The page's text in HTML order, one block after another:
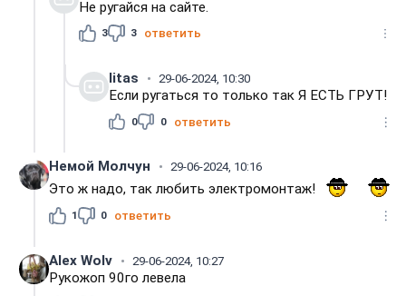
Не ругайся на сайте.
3 3 ответить
litas 29-06-2024, 10:30
Если ругаться то только так Я ЕСТЬ ГРУТ!
0 0 ответить
Немой Молчун 29-06-2024, 10:16
Это ж надо, так любить электромонтаж!
1 0 ответить
Alex Wolv 29-06-2024, 10:27
Рукожоп 90го левела